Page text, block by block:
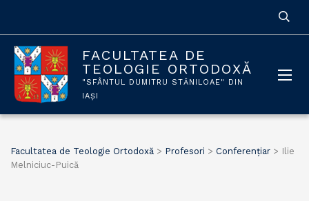
FACULTATEA DE
TEOLOGIE ORTODOXĂ
"SFÂNTUL DUMITRU STĂNILOAE" DIN
IAȘI
Facultatea de Teologie Ortodoxă > Profesori > Conferențiar > Ilie
Melniciuc-Puică